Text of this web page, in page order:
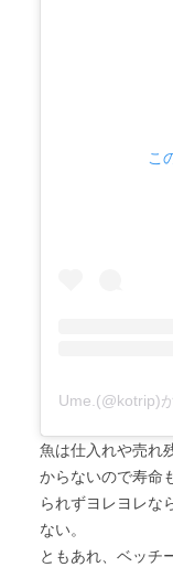
こ
Ume.(@kotrip)
魚は仕入れや売れ
からないので寿命
られずヨレヨレな
ない。
ともあれ、ベッチ